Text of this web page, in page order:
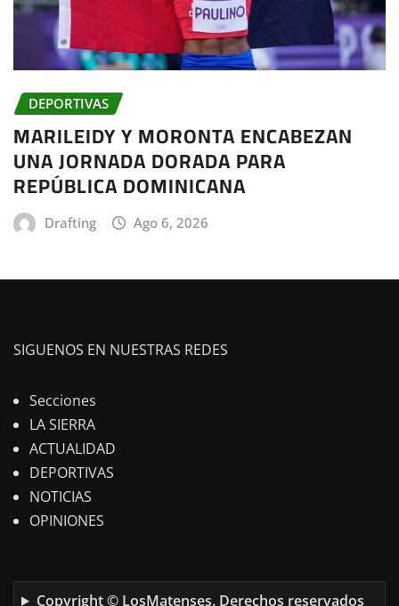
DEPORTIVAS
MARILEIDY Y MORONTA ENCABEZAN
UNA JORNADA DORADA PARA
REPÚBLICA DOMINICANA
Drafting Ago 6, 2026
SIGUENOS EN NUESTRAS REDES
Secciones
LA SIERRA
ACTUALIDAD
DEPORTIVAS
NOTICIAS
OPINIONES
Copyright © LosMatenses. Derechos reservados